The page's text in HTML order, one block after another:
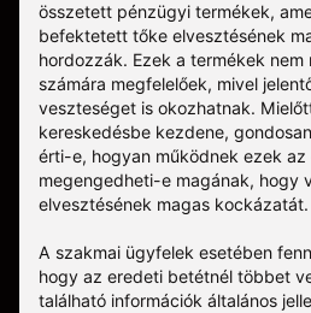
összetett pénzügyi termékek,
befektetett tőke elvesztésének
hordozzák. Ezek a termékek
számára megfelelőek, mivel
veszteséget is okozhatnak.
kereskedésbe kezdene,
érti-e, hogyan működnek ezek az
megengedheti-e magának, hogy
elvesztésének magas kockázatát.
A szakmai ügyfelek esetében
hogy az eredeti betétnél többet
található információk általános